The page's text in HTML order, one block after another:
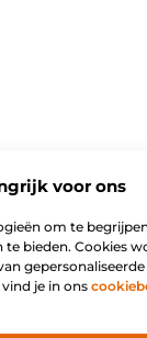
voor ons
om te
bieden. Cookies
je in ons